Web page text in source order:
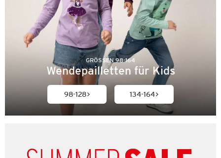
GRÖSSEN 98-164
Wendepailletten für Kids
98-128 134-164